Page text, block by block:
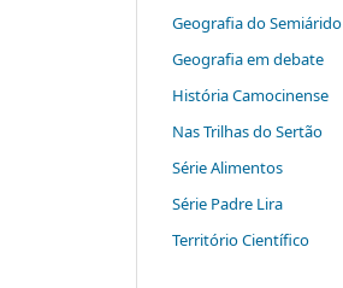
Geografia do Semiárido
Geografia em debate
História Camocinense
Nas Trilhas do Sertão
Série Alimentos
Série Padre Lira
Território Científico